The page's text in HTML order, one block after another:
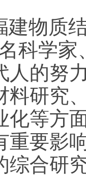
建物质
科学
人的努
料研究
化等方
重要影
综合研